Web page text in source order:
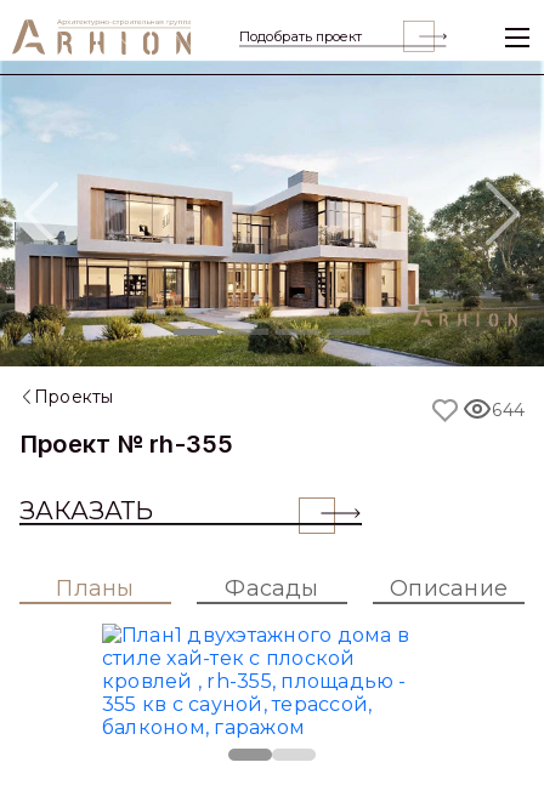
Подобрать проект
Previous
Проекты
Проект № rh-355
ЗАКАЗАТЬ
644
Планы Фасады Описание